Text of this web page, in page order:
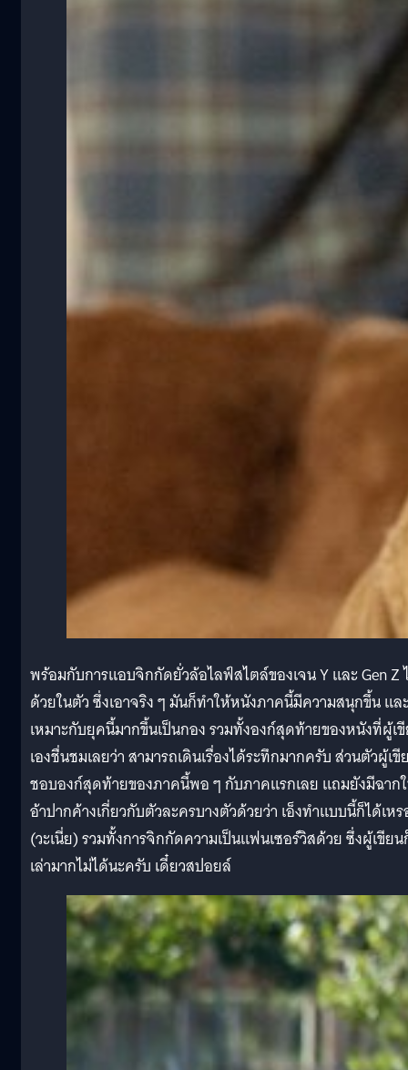
พร้อมกับการแอบจิกกัดยั่วล้อไลฟ์สไตล์ของเจน Y และ Gen Z
ด้วยในตัว ซึ่งเอาจริง ๆ มันก็ทำให้หนังภาคนี้มีความสนุกขึ้น แล
เหมาะกับยุคนี้มากขึ้นเป็นกอง รวมทั้งองก์สุดท้ายของหนังที่ผู้เ
เองชื่นชมเลยว่า สามารถเดินเรื่องได้ระทึกมากครับ ส่วนตัวผู้เขี
ชอบองก์สุดท้ายของภาคนี้พอ ๆ กับภาคแรกเลย แถมยังมีฉาก
อ้าปากค้างเกี่ยวกับตัวละครบางตัวด้วยว่า เอ็งทำแบบนี้ก็ได้เห
(วะเนี่ย) รวมทั้งการจิกกัดความเป็นแฟนเซอร์วิสด้วย ซึ่งผู้เขีย
เล่ามากไม่ได้นะครับ เดี๋ยวสปอยล์